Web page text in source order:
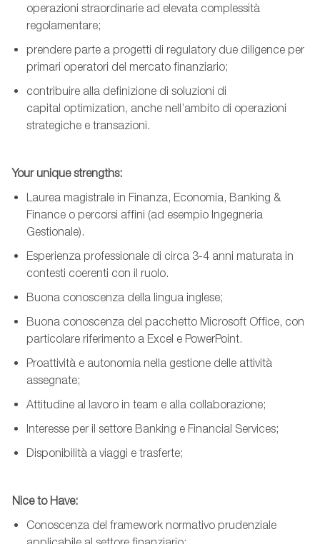
operazioni straordinarie ad elevata complessità
regolamentare;
prendere parte a progetti di regulatory due diligence per
primari operatori del mercato finanziario;
contribuire alla definizione di soluzioni di
capital optimization, anche nell’ambito di operazioni
strategiche e transazioni.
Your unique strengths:
Laurea magistrale in Finanza, Economia, Banking &
Finance o percorsi affini (ad esempio Ingegneria
Gestionale).
Esperienza professionale di circa 3-4 anni maturata in
contesti coerenti con il ruolo.
Buona conoscenza della lingua inglese;
Buona conoscenza del pacchetto Microsoft Office, con
particolare riferimento a Excel e PowerPoint.
Proattività e autonomia nella gestione delle attività
assegnate;
Attitudine al lavoro in team e alla collaborazione;
Interesse per il settore Banking e Financial Services;
Disponibilità a viaggi e trasferte;
Nice to Have:
Conoscenza del framework normativo prudenziale